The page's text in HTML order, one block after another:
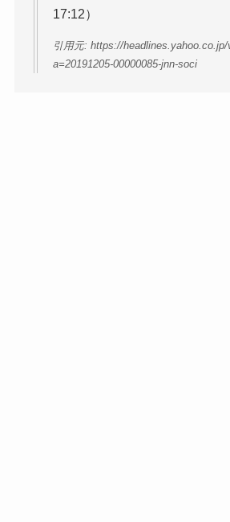
17:12）
引用元: https://
a=20191205-00000085-jnn-soci